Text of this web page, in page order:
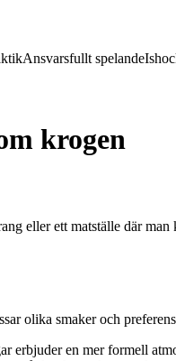
Ansvarsfullt spelande
krogen
eller ett matställe där
olika smaker och
erbjuder en mer formell